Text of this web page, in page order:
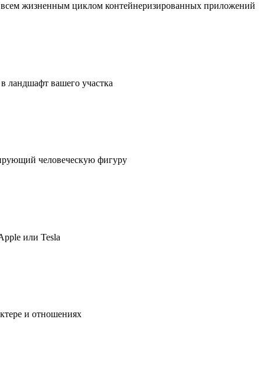
жизненным циклом контейнеризированных приложений
ландшафт вашего участка
человеческую фигуру
или Tesla
и отношениях